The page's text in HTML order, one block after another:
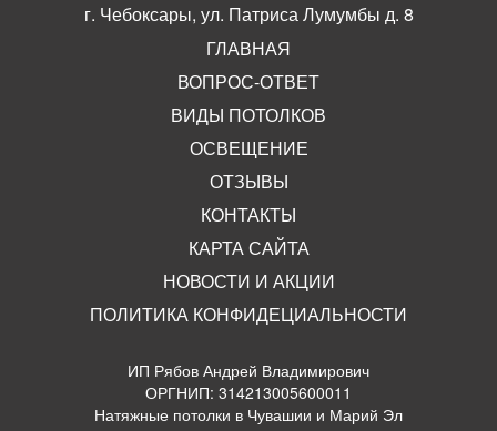
г. Чебоксары, ул. Патриса Лумумбы д. 8
ГЛАВНАЯ
ВОПРОС-ОТВЕТ
ВИДЫ ПОТОЛКОВ
ОСВЕЩЕНИЕ
ОТЗЫВЫ
КОНТАКТЫ
КАРТА САЙТА
НОВОСТИ И АКЦИИ
ПОЛИТИКА КОНФИДЕЦИАЛЬНОСТИ
ИП Рябов Андрей Владимирович
ОРГНИП: 314213005600011
Натяжные потолки в Чувашии и Марий Эл